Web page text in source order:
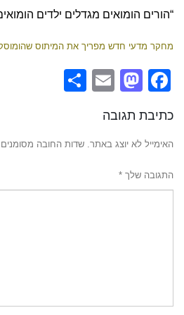
“הורים הומואים מגדלים ילדים
מחקר מדעי חדש מפריך את המיתוס
Facebook
Mastodon
Email
כתיבת תגובה
האימייל לא יוצג באתר. שדות החובה מסומנים
התגובה שלך *